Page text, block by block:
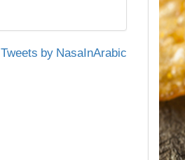
Tweets by NasaInArabic